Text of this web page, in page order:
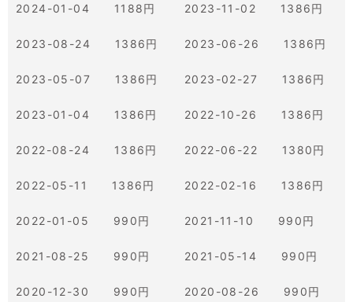
2024-01-04 1188円 2023-11-02 1386円
2023-08-24 1386円 2023-06-26 1386円
2023-05-07 1386円 2023-02-27 1386円
2023-01-04 1386円 2022-10-26 1386円
2022-08-24 1386円 2022-06-22 1380円
2022-05-11 1386円 2022-02-16 1386円
2022-01-05 990円 2021-11-10 990円
2021-08-25 990円 2021-05-14 990円
2020-12-30 990円 2020-08-26 990円